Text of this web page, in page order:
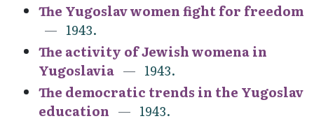
The Yugoslav women fight for freedom
1943.
The activity of Jewish womena in
Yugoslavia
1943.
The democratic trends in the Yugoslav
education
1943.